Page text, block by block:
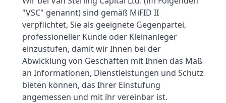
"VSC" genannt) sind gemäß MiFID II
verpflichtet, Sie als geeignete Gegenpartei,
professioneller Kunde oder Kleinanleger
einzustufen, damit wir Ihnen bei der
Abwicklung von Geschäften mit Ihnen das Maß
an Informationen, Dienstleistungen und Schutz
bieten können, das Ihrer Einstufung
angemessen und mit ihr vereinbar ist.